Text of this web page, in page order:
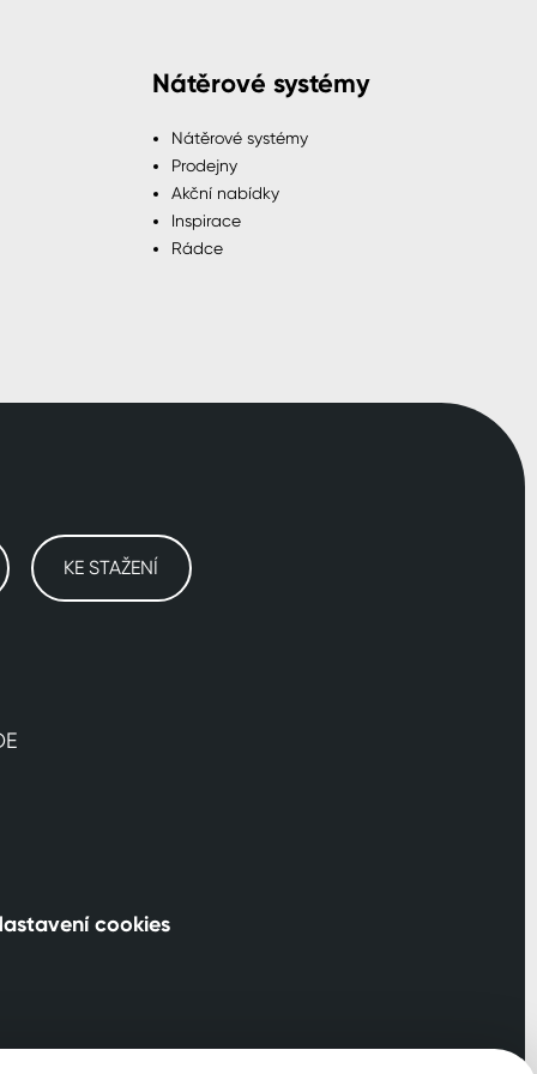
Nátěrové systémy
Nátěrové systémy
Prodejny
Akční nabídky
Inspirace
Rádce
KE STAŽENÍ
cookies